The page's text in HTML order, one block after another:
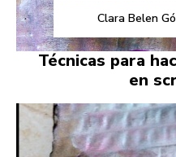
Clara Belen
Técnicas para
en